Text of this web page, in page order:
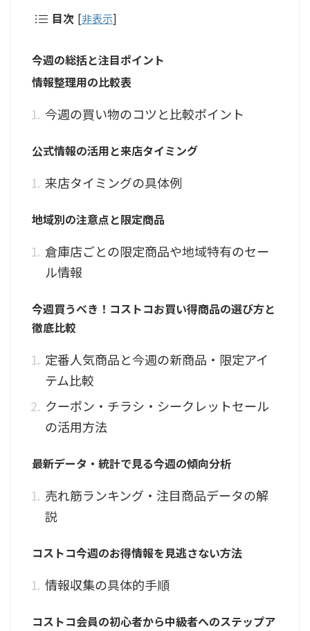
目次 [非表示]
今週の総括と注目ポイント
情報整理用の比較表
今週の買い物のコツと比較ポイント
公式情報の活用と来店タイミング
来店タイミングの具体例
地域別の注意点と限定商品
倉庫店ごとの限定商品や地域特有のセー
ル情報
今週買うべき！コストコお買い得商品の選び方と
徹底比較
定番人気商品と今週の新商品・限定アイ
テム比較
クーポン・チラシ・シークレットセール
の活用方法
最新データ・統計で見る今週の傾向分析
売れ筋ランキング・注目商品データの解
説
コストコ今週のお得情報を見逃さない方法
情報収集の具体的手順
コストコ会員の初心者から中級者へのステップア